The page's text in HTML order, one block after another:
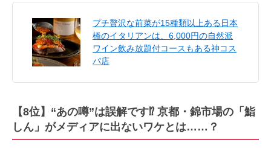
プチ贅沢な前菜が15種類以上ある日本
橋のイタリアンは、6,000円の自然派
ワイン飲み放題付コースもある神コス
パ店
【8位】“あの噂”は誤解です⁉ 京都・錦市場の「鮨
しん」がメディアに出ないワケとは……？